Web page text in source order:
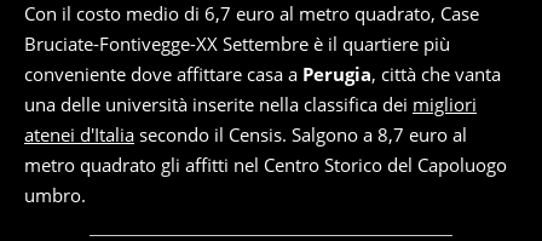
Con il costo medio di 6,7 euro al metro quadrato, Case
Bruciate-Fontivegge-XX Settembre è il quartiere più
conveniente dove affittare casa a Perugia, città che vanta
una delle università inserite nella classifica dei migliori
atenei d'Italia secondo il Censis. Salgono a 8,7 euro al
metro quadrato gli affitti nel Centro Storico del Capoluogo
umbro.